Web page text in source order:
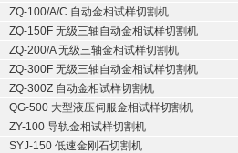
ZQ-100/A/C 自动金相试样切割机
ZQ-150F 无级三轴自动金相试样切割机
ZQ-200/A 无级三轴金相试样切割机
ZQ-300F 无级三轴自动金相试样切割机
ZQ-300Z 自动金相试样切割机
QG-500 大型液压伺服金相试样切割机
ZY-100 导轨金相试样切割机
SYJ-150 低速金刚石切割机